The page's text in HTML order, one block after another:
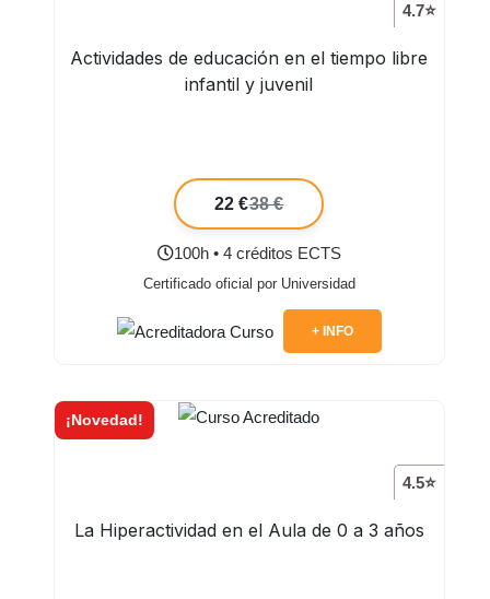
4.7⭐
Actividades de educación en el tiempo libre
infantil y juvenil
22 €38 €
100h • 4 créditos ECTS
Certificado oficial por Universidad
+ INFO
¡Novedad!
4.5⭐
La Hiperactividad en el Aula de 0 a 3 años